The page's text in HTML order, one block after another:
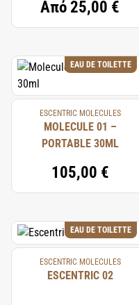
Από25,00 €
EAU DE TOILETTE
ESCENTRIC MOLECULES
MOLECULE 01 –
PORTABLE 30ML
105,00 €
EAU DE TOILETTE
ESCENTRIC MOLECULES
ESCENTRIC 02